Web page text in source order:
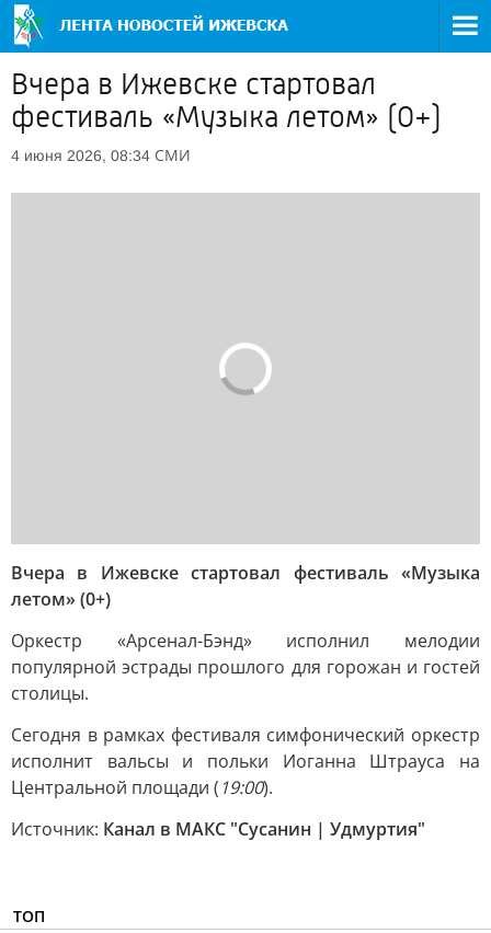
Вчера в Ижевске стартовал
фестиваль «Музыка летом» (0+)
4 июня 2026, 08:34 СМИ
Вчера в Ижевске стартовал фестиваль «Музыка
летом» (0+)
Оркестр «Арсенал-Бэнд» исполнил мелодии
популярной эстрады прошлого для горожан и гостей
столицы.
Сегодня в рамках фестиваля симфонический оркестр
исполнит вальсы и польки Иоганна Штрауса на
Центральной площади ( 19:00).
Источник: Канал в МАКС "Сусанин | Удмуртия"
ТОП